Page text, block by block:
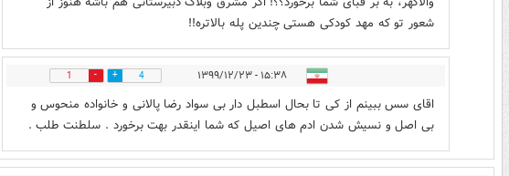
شعور تو که مهد کودکی هستی چندین پله بالاتره!!
۱۵:۳۸ - ۱۳۹۹/۱۲/۲۳ 4
1
اقای سس ببینم از کی تا بحال اسطبل دار بی سواد رضا پالانی و خانواده منحوس و
بی اصل و نسیش شدن ادم های اصیل که شما اینقدر بهت برخورد . سلطنت طلب .